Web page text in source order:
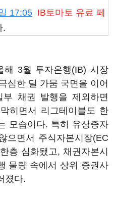
17:05 IB토마토 유료 페
.
해 3월 투자은행(IB) 시장
심한 딜 가뭄 국면을 이어
부 채권 발행을 제외하면
히면서 리그테이블도 한
모습이다. 특히 유상증자
으면서 주식자본시장(EC
층 심화됐고, 채권자본시
물량 속에서 상위 증권사
졌다.